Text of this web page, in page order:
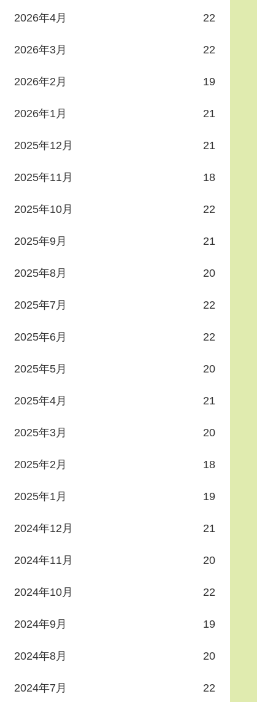
2026年4月 22
2026年3月 22
2026年2月 19
2026年1月 21
2025年12月 21
2025年11月 18
2025年10月 22
2025年9月 21
2025年8月 20
2025年7月 22
2025年6月 22
2025年5月 20
2025年4月 21
2025年3月 20
2025年2月 18
2025年1月 19
2024年12月 21
2024年11月 20
2024年10月 22
2024年9月 19
2024年8月 20
2024年7月 22